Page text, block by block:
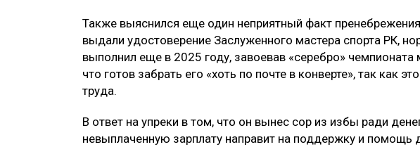
Также выяснился еще один неприятный факт
выдали удостоверение Заслуженного мастера спорта РК,
выполнил еще в 2025 году, завоевав «серебро» чемпионата
что готов забрать его «хоть по почте в конверте», так как
труда.
В ответ на упреки в том, что он вынес сор из избы ради
невыплаченную зарплату направит на поддержку и